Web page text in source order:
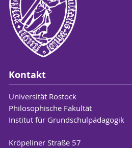
Kontakt
Universität Rostock
Philosophische Fakultät
Institut für Grundschulpädagogik
Kröpeliner Straße 57